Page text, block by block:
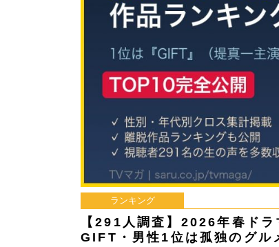
ランキング
【291人調査】2026年春ド
GIFT・男性1位は孤独のグル